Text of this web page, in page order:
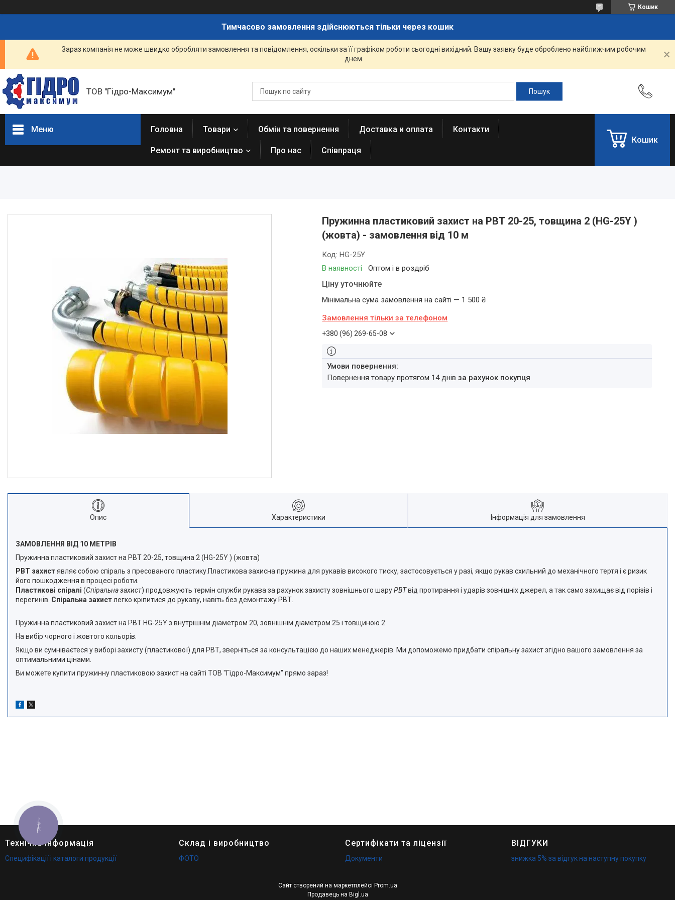
Кошик
Тимчасово замовлення здійснюються тільки через кошик
Зараз компанія не може швидко обробляти замовлення та повідомлення, оскільки за її графіком роботи сьогодні вихідний. Вашу заявку буде оброблено найближчим робочим
днем.
ТОВ "Гідро-Максимум"
Меню
сільгосптехніки
ЗАПЧАСТИНИ ДЛЯ
БУДІВЕЛЬНОЇ І
ДОРОЖНЬОГО ТЕХНІКИ
навантажувачів
Головна Товари Обмін та повернення Доставка и оплата Контакти
Ремонт та виробництво Про нас Співпраця
Кошик
Пружинна пластиковий захист на РВТ 20-25, товщина 2 (HG-25Y )
(жовта) - замовлення від 10 м
В наявності Оптом і в роздріб
Код:HG-25Y
Ціну уточнюйте
Мінімальна сума замовлення на сайті — 1 500 ₴
Замовлення тільки за телефоном
+380 (96) 269-65-08
повернення товару протягом 14 днівза рахунок покупця
Опис Характеристики Інформація для замовлення
ЗАМОВЛЕННЯ ВІД 10 МЕТРІВ
Пружинна пластиковий захист на РВТ 20-25, товщина 2 (HG-25Y ) (жовта)
РВТ захистявляє собою спіраль з пресованого пластику.Пластикова захисна пружина для рукавів високого тиску, застосовується у разі, якщо рукав схильний до механічного тертя і є ризик
його пошкодження в процесі роботи.
Пластикові спіралі (Спіральназахист) продовжують термін служби рукава за рахунок захисту зовнішнього шаруРВТвід протирання і ударів зовнішніх джерел, а так само захищає від порізів і
перегинів. Спіральна захистлегко кріпитися до рукаву, навіть без демонтажу РВТ.
Пружинна пластиковий захист на РВТ HG-25Y з внутрішнім діаметром 20, зовнішнім діаметром 25 і товщиною 2.
На вибір чорного і жовтого кольорів.
Якщо ви сумніваєтеся у виборі захисту (пластикової) для РВТ, зверніться за консультацією до наших менеджерів. Ми допоможемо придбати спіральну захист згідно вашого замовлення за
оптимальними цінами.
Ви можете купити пружинну пластиковою захист на сайті ТОВ "Гідро-Максимум" прямо зараз!
Технічна інформація
Специфікації і каталоги продукції
Склад і виробництво
ФОТО
Сертифікати та ліцензії
Документи
ВІДГУКИ
знижка 5% за відгук на наступну покупку
Сайт створений на маркетплейсі Prom.ua
Продавець на Bigl.ua
КНОПКА
ЗВ'ЯЗКУ